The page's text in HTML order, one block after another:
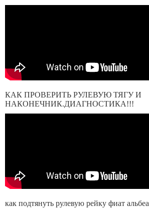
КАК ПРОВЕРИТЬ РУЛЕВУЮ ТЯГУ И
НАКОНЕЧНИК.ДИАГНОСТИКА!!!
как подтянуть рулевую рейку фиат альбеа